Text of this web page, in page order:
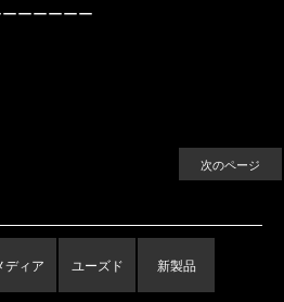
ーーーーー
次のページ
ディア ユーズド 新製品